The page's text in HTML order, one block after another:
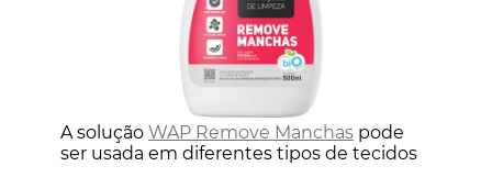
A solução WAP Remove Manchas pode
ser usada em diferentes tipos de tecidos